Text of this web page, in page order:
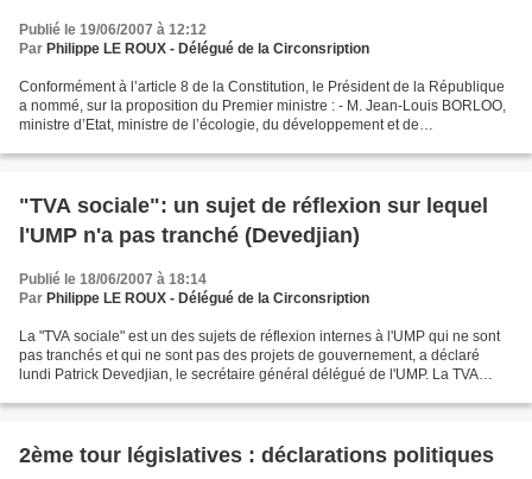
Publié le 19/06/2007 à 12:12
Par Philippe LE ROUX - Délégué de la Circonsription
Conformément à l’article 8 de la Constitution, le Président de la République
a nommé, sur la proposition du Premier ministre : - M. Jean-Louis BORLOO,
ministre d’Etat, ministre de l’écologie, du développement et de
"TVA sociale": un sujet de réflexion sur lequel
l'UMP n'a pas tranché (Devedjian)
Publié le 18/06/2007 à 18:14
Par Philippe LE ROUX - Délégué de la Circonsription
La "TVA sociale" est un des sujets de réflexion internes à l'UMP qui ne sont
pas tranchés et qui ne sont pas des projets de gouvernement, a déclaré
lundi Patrick Devedjian, le secrétaire général délégué de l'UMP. La TVA
2ème tour législatives : déclarations politiques